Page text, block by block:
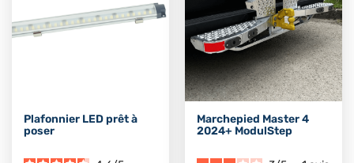
Plafonnier LED prêt à
poser
Marchepied Master 4
2024+ ModulStep